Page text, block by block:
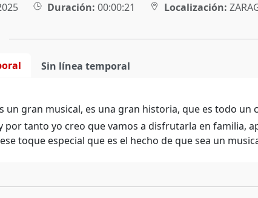
Duración: 00:00:21 Localización:
Sin línea temporal
un gran musical, es una gran historia, que es todo un
por tanto yo creo que vamos a disfrutarla en familia,
toque especial que es el hecho de que sea un